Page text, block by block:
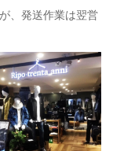
、発送作業は翌営